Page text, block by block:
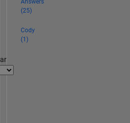
Answers
(25)
Cody
(1)